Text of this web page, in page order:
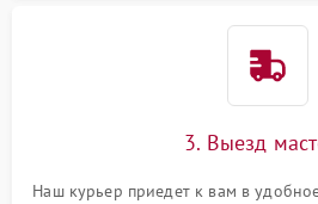
3. Выезд
Наш курьер приедет к вам в